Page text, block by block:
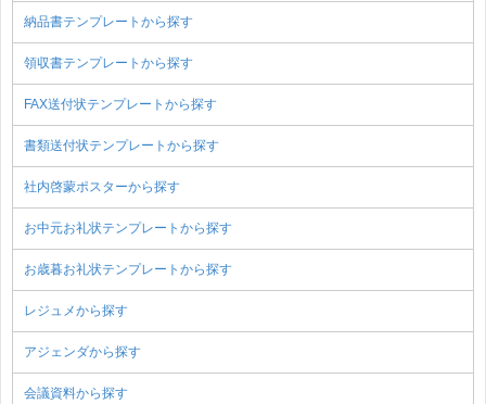
納品書テンプレートから探す
領収書テンプレートから探す
FAX送付状テンプレートから探す
書類送付状テンプレートから探す
社内啓蒙ポスターから探す
お中元お礼状テンプレートから探す
お歳暮お礼状テンプレートから探す
レジュメから探す
アジェンダから探す
会議資料から探す